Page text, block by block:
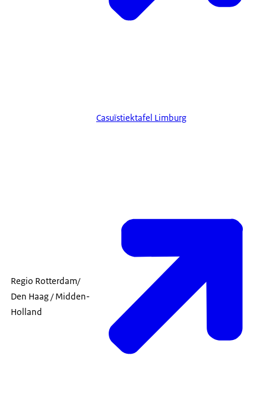
Casuïstiektafel Limburg
Regio Rotterdam/
Den Haag / Midden-
Holland